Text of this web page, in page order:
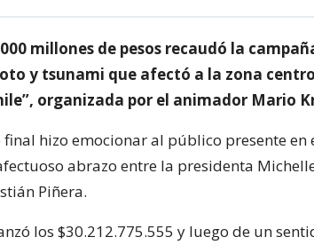
millones de pesos recaudó la
y tsunami que afectó a la zona centro
organizada por el animador Mario
hizo emocionar al público presente en
abrazo entre la presidenta
Piñera.
los $30.212.775.555 y luego de un